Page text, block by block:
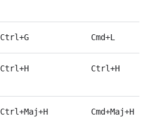
Ctrl+G Cmd+L
Ctrl+H Ctrl+H
Ctrl+Maj+H Cmd+Maj+H